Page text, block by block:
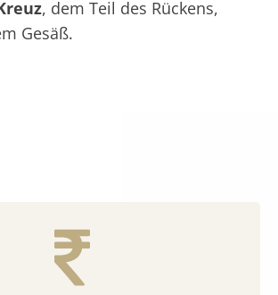
, dem Teil des Rückens,
Gesäß.